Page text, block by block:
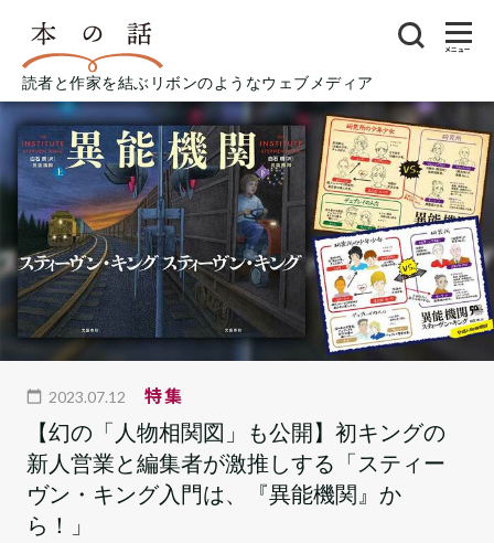
読者と作家を結ぶリボンのようなウェブメディア
メニュー
2023.07.12 特集
【幻の「人物相関図」も公開】初キングの
新人営業と編集者が激推しする「スティー
ヴン・キング入門は、『異能機関』か
ら！」